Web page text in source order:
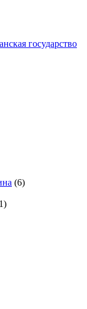
государство
(6)